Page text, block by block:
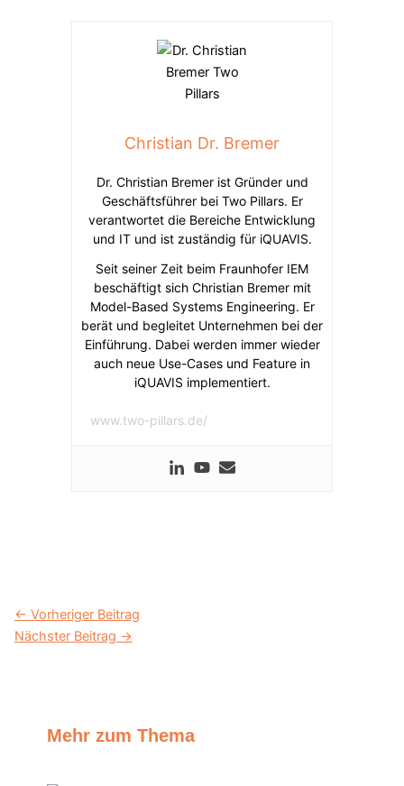
Christian Dr. Bremer
Dr. Christian Bremer ist Gründer und
Geschäftsführer bei Two Pillars. Er
verantwortet die Bereiche Entwicklung
und IT und ist zuständig für iQUAVIS.
Seit seiner Zeit beim Fraunhofer IEM
beschäftigt sich Christian Bremer mit
Model-Based Systems Engineering. Er
berät und begleitet Unternehmen bei der
Einführung. Dabei werden immer wieder
auch neue Use-Cases und Feature in
iQUAVIS implementiert.
www.two-pillars.de/
← Vorheriger Beitrag
Nächster Beitrag →
Mehr zum Thema